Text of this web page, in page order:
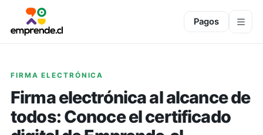
Pagos
FIRMA ELECTRÓNICA
Firma electrónica al alcance de
todos: Conoce el certificado